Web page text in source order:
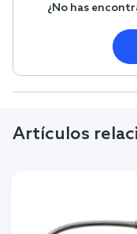
¿No has
Artículos